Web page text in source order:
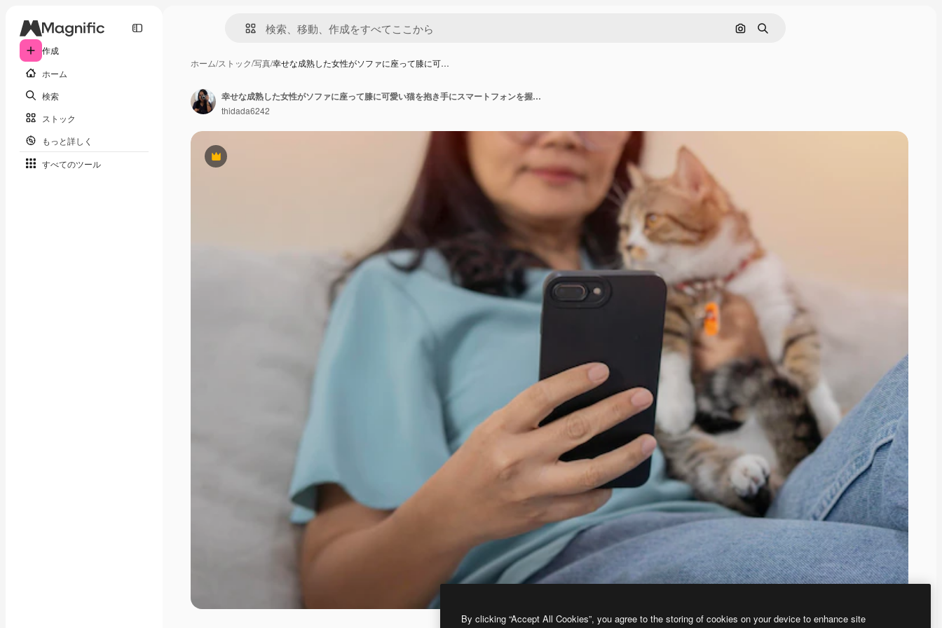
作成
ホーム
検索
ストック
もっと詳しく
すべてのツール
画像で検索
検索
ホーム/ストック/写真/幸せな成熟した女性がソファに座って膝に可…
Premium
幸せな成熟した女性がソファに座って膝に可愛い猫を抱き手にスマートフォンを握っています
thidada6242
By clicking “Accept All Cookies”, you agree to the storing of cookies on your device to enhance site